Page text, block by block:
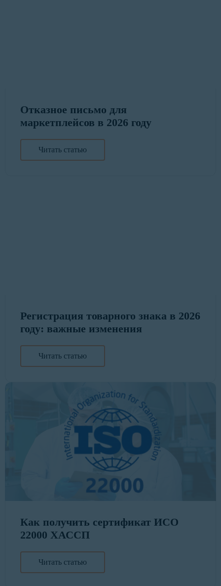
Отказное письмо для
маркетплейсов в 2026 году
Читать статью
Регистрация товарного знака в 2026
году: важные изменения
Читать статью
Как получить сертификат ИСО
22000 ХАССП
Читать статью